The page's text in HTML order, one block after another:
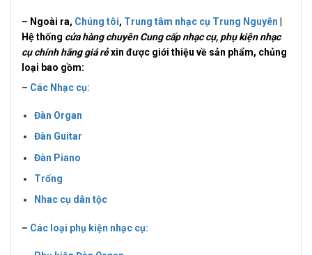
– Ngoài ra, Chúng tôi, Trung tâm nhạc cụ Trung Nguyên
Hệ thống cửa hàng chuyên Cung cấp nhạc cụ, phụ kiện nhạc
cụ chính hãng giá rẻxin được giới thiệu về sản phẩm, chủng
loại bao gồm:
– Các Nhạc cụ:
Đàn Organ
Đàn Guitar
Đàn Piano
Trống
Nhac cụ dân tộc
– Các loại phụ kiện nhạc cụ: